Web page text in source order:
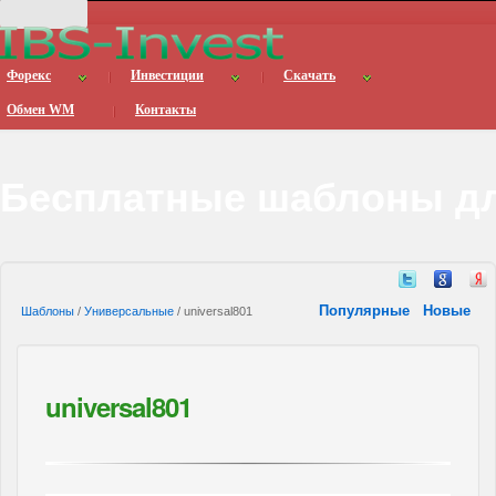
Форекс Инвестиции Скачать
Обмен WM Контакты
Шаблоны / Универсальные / universal801 Популярные Новые
universal801